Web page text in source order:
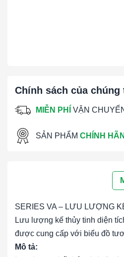
Chính sách của chúng
MIỄN PHÍ VẬN
SẢN PHẨM CHÍNH
SERIES VA – LƯU LƯỢNG
Lưu lượng kế thủy tinh diện
được cung cấp với biểu đồ
Mô tả: